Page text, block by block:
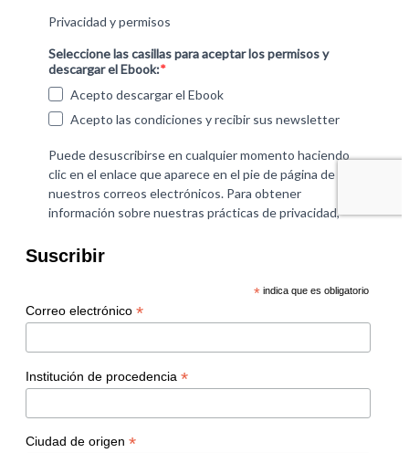
Suscribir
* indica que es obligatorio
Correo electrónico *
Institución de procedencia *
Ciudad de origen *